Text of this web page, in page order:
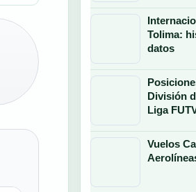
Tolima:
datos
División
Liga
Vuelos